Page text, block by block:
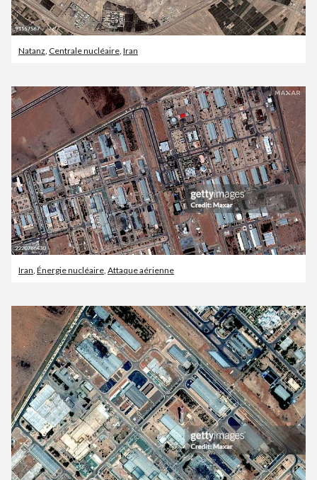
Natanz Centrale nucléaire Iran
Iran, Énergie nucléaire, Attaque aérienne